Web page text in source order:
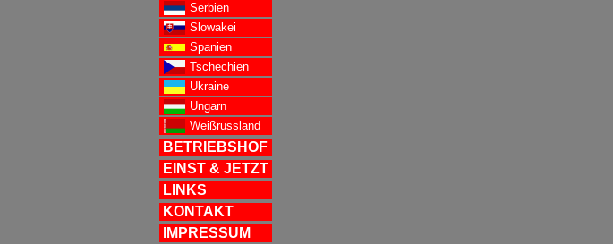
Serbien
Slowakei
Spanien
Tschechien
Ukraine
Ungarn
Weißrussland
BETRIEBSHOF
EINST & JETZT
LINKS
KONTAKT
IMPRESSUM